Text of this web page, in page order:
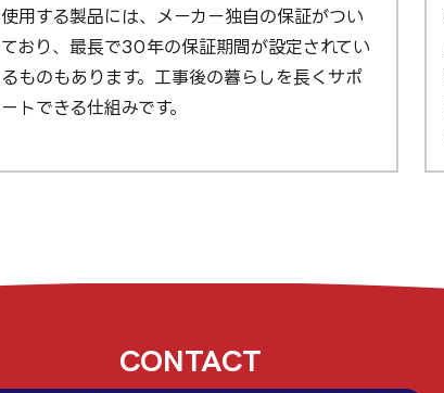
使用する製品には、メーカー独自の保証がつい
ており、最長で30年の保証期間が設定されてい
るものもあります。工事後の暮らしを長くサポ
ートできる仕組みです。
CONTACT